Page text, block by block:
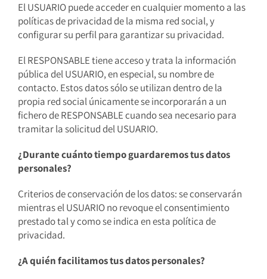
El USUARIO puede acceder en cualquier momento a las
políticas de privacidad de la misma red social, y
configurar su perfil para garantizar su privacidad.
El RESPONSABLE tiene acceso y trata la información
pública del USUARIO, en especial, su nombre de
contacto. Estos datos sólo se utilizan dentro de la
propia red social únicamente se incorporarán a un
fichero de RESPONSABLE cuando sea necesario para
tramitar la solicitud del USUARIO.
¿Durante cuánto tiempo guardaremos tus datos
personales?
Criterios de conservación de los datos: se conservarán
mientras el USUARIO no revoque el consentimiento
prestado tal y como se indica en esta política de
privacidad.
¿A quién facilitamos tus datos personales?